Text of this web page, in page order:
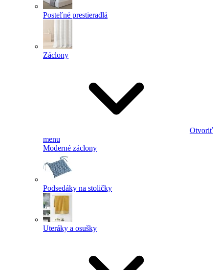
Posteľné prestieradlá
Záclony
Otvoriť
menu
Moderné záclony
Podsedáky na stoličky
Uteráky a osušky